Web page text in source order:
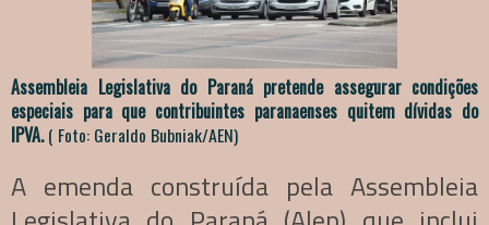
Assembleia Legislativa do Paraná pretende assegurar condições
especiais para que contribuintes paranaenses quitem dívidas do
IPVA.( Foto: Geraldo Bubniak/AEN)
A emenda construída pela Assembleia